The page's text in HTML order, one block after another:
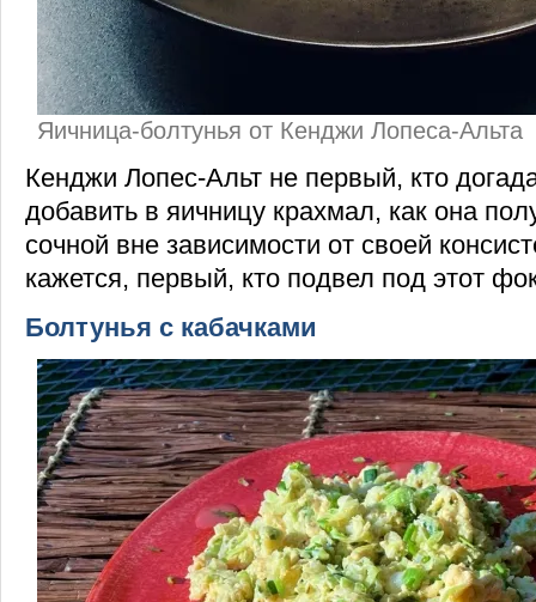
Яичница-болтунья от Кенджи Лопеса-Альта
Кенджи Лопес-Альт не первый, кто
добавить в яичницу крахмал, как она
сочной вне зависимости от своей
кажется, первый, кто подвел под этот
Болтунья с кабачками